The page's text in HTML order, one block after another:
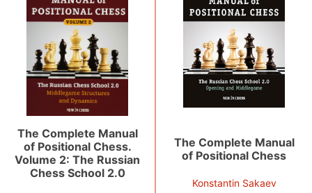
The Complete Manual
of Positional Chess.
Volume 2: The Russian
Chess School 2.0
The Complete Manual
of Positional Chess
Konstantin Sakaev